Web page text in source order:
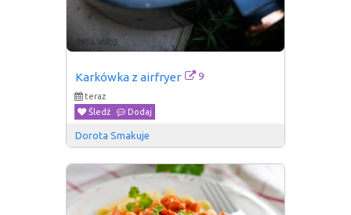
Karkówka z airfryer 9
teraz
Śledź
Dodaj
Dorota Smakuje